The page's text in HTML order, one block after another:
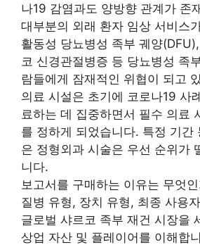
나19 감염과도 양방향 관계가 존
대부분의 외래 환자 임상 서비스
활동성 당뇨병성 족부 궤양
코 신경관절병증 등 당뇨병성 족
람들에게 잠재적인 위협이 되고
의료 시설은 초기에 코로나19 사
료하는 데 집중하면서 필수 의료
를 정하게 되었습니다. 특정 기간
은 정형외과 시술은 우선 순위가
니다.
보고서를 구매하는 이유는 무엇
질병 유형, 장치 유형, 최종 사용
글로벌 샤르코 족부 재건 시장을
상업 자산 및 플레이어를 이해합